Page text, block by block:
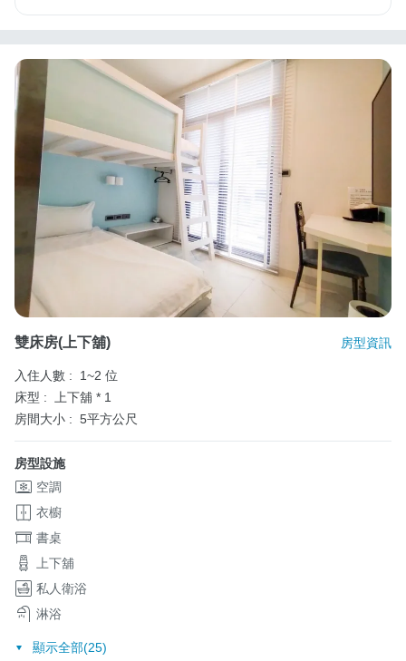
雙床房(上下舖) 房型資訊
入住人數 :
1~2 位
床型 :
上下舖 * 1
房間大小 : 5平方公尺
房型設施
空調
衣櫥
書桌
上下舖
私人衛浴
淋浴
顯示全部(25)